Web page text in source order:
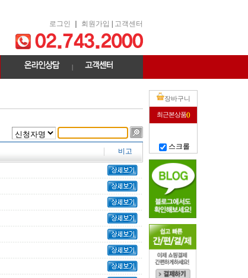
로그인 회원가입 고객센터
|
비고
장바구니
최근본상품()
스크롤